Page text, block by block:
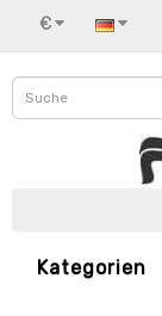
€
Kategorien